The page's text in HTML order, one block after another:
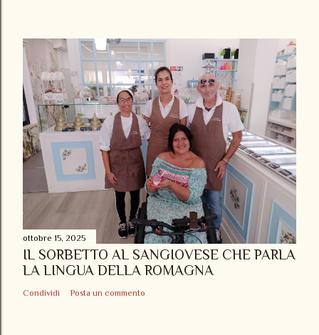
ottobre 15, 2025
IL SORBETTO AL SANGIOVESE CHE PARLA
LA LINGUA DELLA ROMAGNA
Condividi Posta un commento